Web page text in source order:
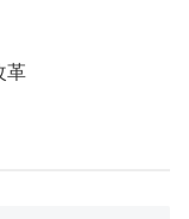
革